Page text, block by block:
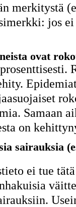
merkitystä
jos
ovat
Samaan
on
sairauksia
ei tue